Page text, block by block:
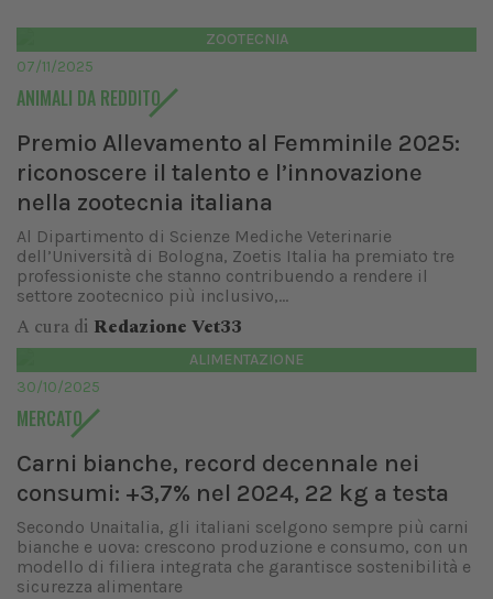
ZOOTECNIA
07/11/2025
ANIMALI DA REDDITO
Premio Allevamento al Femminile 2025:
riconoscere il talento e l’innovazione
nella zootecnia italiana
Al Dipartimento di Scienze Mediche Veterinarie
dell’Università di Bologna, Zoetis Italia ha premiato tre
professioniste che stanno contribuendo a rendere il
settore zootecnico più inclusivo,...
A cura di Redazione Vet33
ALIMENTAZIONE
30/10/2025
MERCATO
Carni bianche, record decennale nei
consumi: +3,7% nel 2024, 22 kg a testa
Secondo Unaitalia, gli italiani scelgono sempre più carni
bianche e uova: crescono produzione e consumo, con un
modello di filiera integrata che garantisce sostenibilità e
sicurezza alimentare